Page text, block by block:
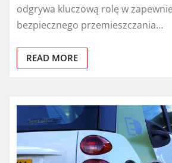
odgrywa kluczową rolę w
bezpiecznego przemieszczania…
READ MORE